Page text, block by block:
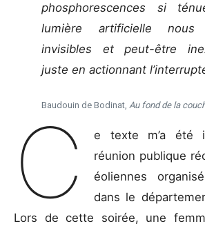
phosphorescences si
lumière artificielle
invisibles et peut-être
juste en actionnant
Baudouin de Bodinat, Au fond de la
C
e texte m’a été
réunion publique
éoliennes
dans le
Lors de cette soirée, une